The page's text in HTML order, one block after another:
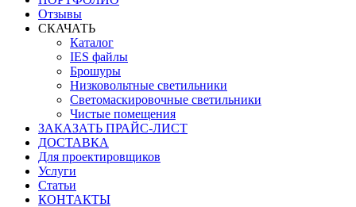
Отзывы
СКАЧАТЬ
Каталог
IES файлы
Брошуры
Низковольтные светильники
Светомаскировочные светильники
Чистые помещения
ЗАКАЗАТЬ ПРАЙС-ЛИСТ
ДОСТАВКА
Для проектировщиков
Услуги
Статьи
КОНТАКТЫ